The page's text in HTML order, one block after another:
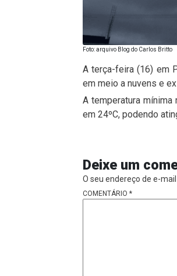
Foto: arquivo Blog do Carlos Britto
A terça-feira (16) em
em meio a nuvens e
A temperatura
em 24ºC, podendo
Deixe um
O seu endereço de e-
COMENTÁRIO *